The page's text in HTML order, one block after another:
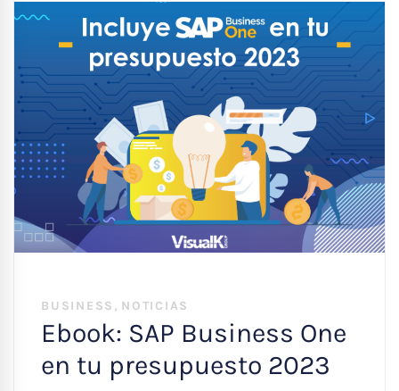
BUSINESS , NOTICIAS
Ebook: SAP Business One
en tu presupuesto 2023